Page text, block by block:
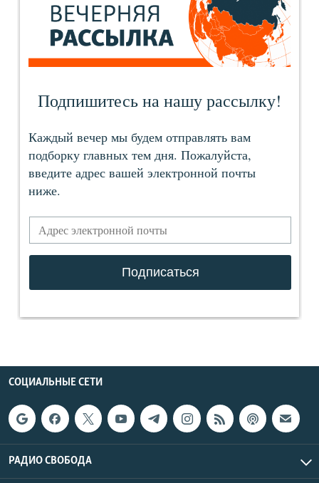
СОЦИАЛЬНЫЕ СЕТИ
РАДИО СВОБОДА